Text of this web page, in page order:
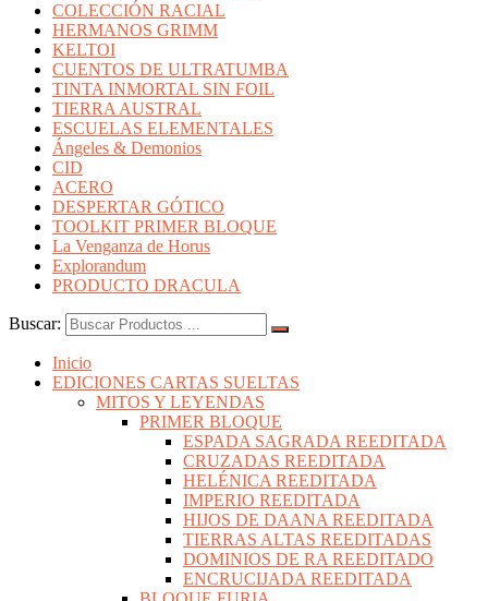
COLECCIÓN RACIAL
HERMANOS GRIMM
KELTOI
CUENTOS DE ULTRATUMBA
TINTA INMORTAL SIN FOIL
TIERRA AUSTRAL
ESCUELAS ELEMENTALES
Ángeles & Demonios
CID
ACERO
DESPERTAR GÓTICO
TOOLKIT PRIMER BLOQUE
La Venganza de Horus
Explorandum
PRODUCTO DRACULA
Buscar:
Inicio
EDICIONES CARTAS SUELTAS
MITOS Y LEYENDAS
PRIMER BLOQUE
ESPADA SAGRADA REEDITADA
CRUZADAS REEDITADA
HELÉNICA REEDITADA
IMPERIO REEDITADA
HIJOS DE DAANA REEDITADA
TIERRAS ALTAS REEDITADAS
DOMINIOS DE RA REEDITADO
ENCRUCIJADA REEDITADA